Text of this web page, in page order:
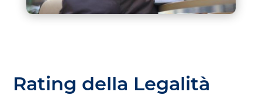
Rating della Legalità